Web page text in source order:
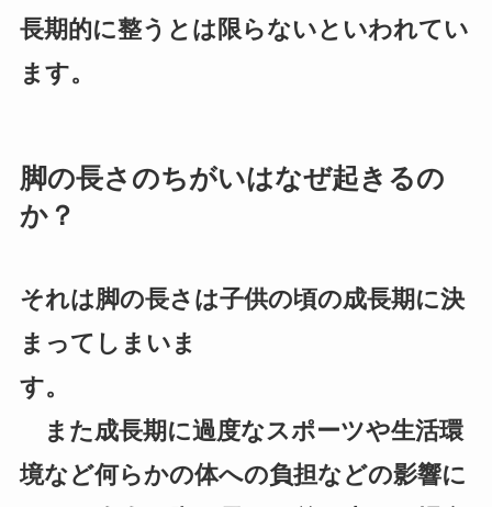
長期的に整うとは限らないといわれてい
ます。
脚の長さのちがいはなぜ起きるの
か？
それは脚の長さは子供の頃の成長期に決
まってしまいま
す。
また成長期に過度なスポーツや生活環
境など何らかの体への負担などの影響に